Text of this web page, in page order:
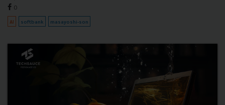
0
AI softbank masayoshi-son